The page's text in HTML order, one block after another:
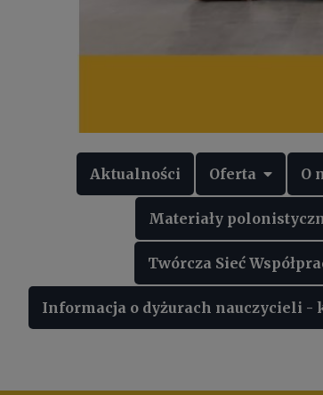
Aktualności Oferta O
Materiały
Twórcza Sieć
Informacja o dyżurach nauczycieli -